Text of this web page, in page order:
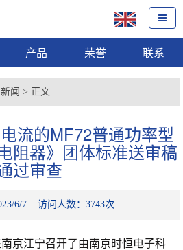
产品 荣誉 联系
闻 > 正文
流的MF72普通功率型
阻器》团体标准送审稿
过审查
6/7 访问人数：3743次
南京江宁召开了由南京时恒电子科